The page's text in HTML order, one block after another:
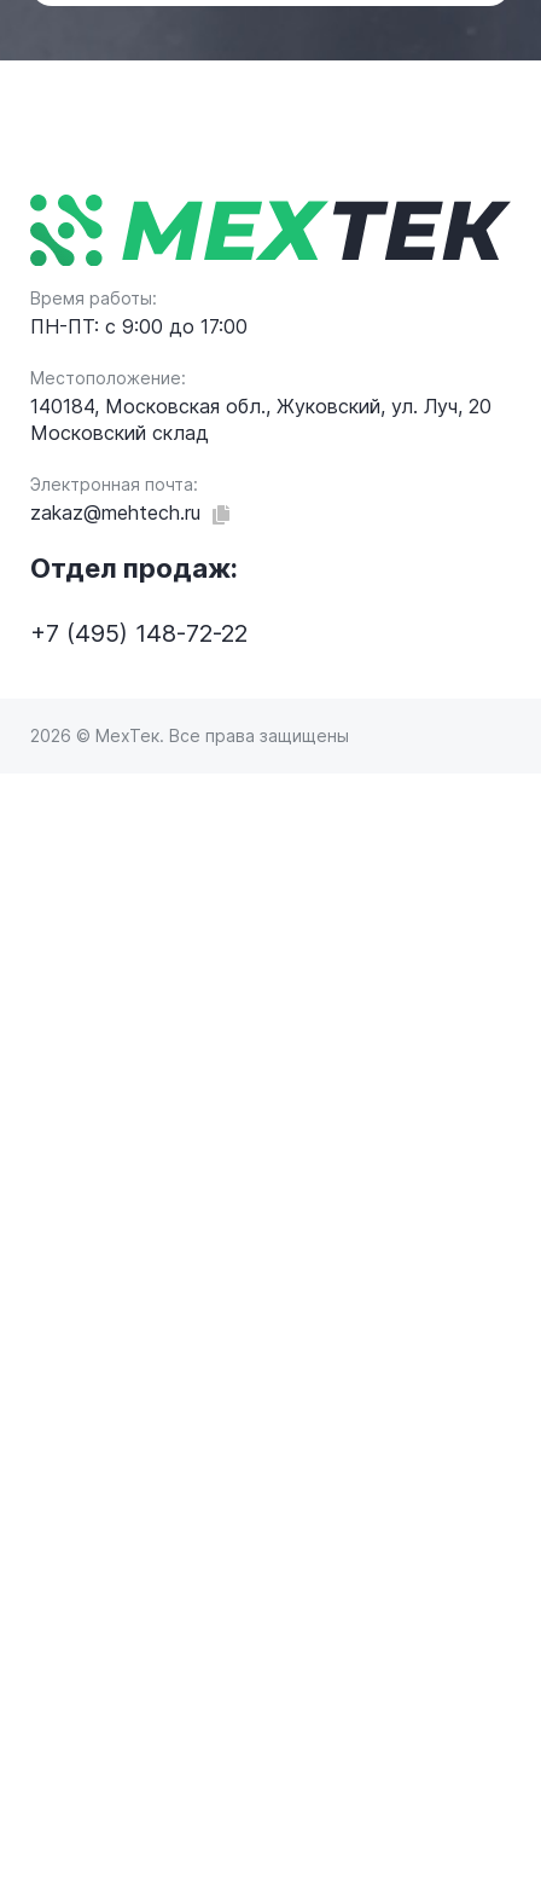
Время работы:
ПН-ПТ: с 9:00 до 17:00
Местоположение:
140184, Московская обл., Жуковский, ул. Луч, 20
Московский склад
Электронная почта:
zakaz@mehtech.ru
Отдел продаж:
+7 (495) 148-72-22
2026 © МехТек. Все права защищены